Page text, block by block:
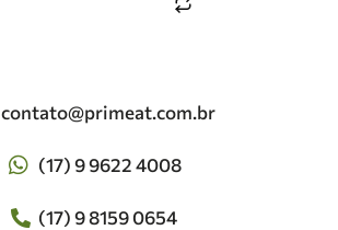
contato@primeat.com.br
(17) 9 9622 4008
(17) 9 8159 0654